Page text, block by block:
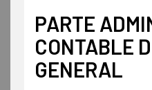
PARTE
CONTABLE
GENERAL